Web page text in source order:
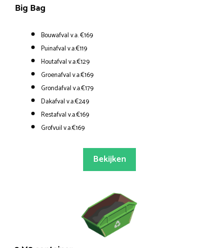
Big Bag
Bouwafval v.a. €169
Puinafval v.a.€119
Houtafval v.a.€129
Groenafval v.a.€169
Grondafval v.a.€179
Dakafval v.a.€249
Restafval v.a.€169
Grofvuil v.a.€169
Bekijken